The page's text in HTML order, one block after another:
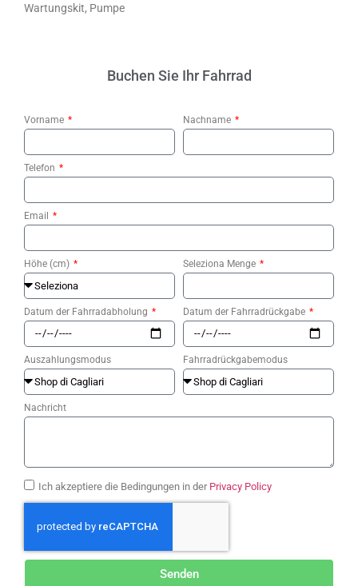
Wartungskit, Pumpe
Buchen Sie Ihr Fahrrad
Vorname Nachname
Telefon
Email
Höhe (cm) Seleziona Menge
Datum der Fahrradabholung Datum der Fahrradrückgabe
Auszahlungsmodus Fahrradrückgabemodus
Nachricht
Ich akzeptiere die Bedingungen in der Privacy Policy
Senden